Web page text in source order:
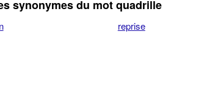
synonymes du mot quadrille
reprise